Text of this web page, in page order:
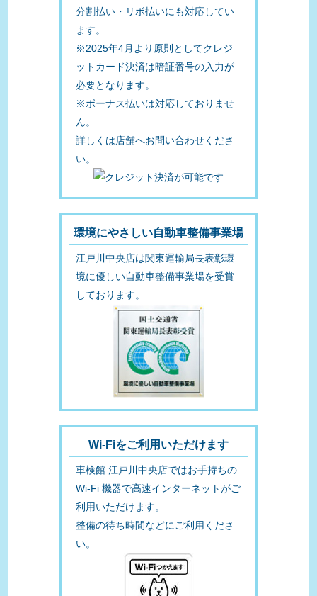
分割払い・リボ払いにも対応してい
ます。
※2025年4月より原則としてクレジ
ットカード決済は暗証番号の入力が
必要となります。
※ボーナス払いは対応しておりませ
ん。
詳しくは店舗へお問い合わせくださ
い。
環境にやさしい自動車整備事業場
江戸川中央店は関東運輸局長表彰環
境に優しい自動車整備事業場を受賞
しております。
Wi-Fiをご利用いただけます
車検館 江戸川中央店ではお手持ちの
Wi-Fi 機器で高速インターネットがご
利用いただけます。
整備の待ち時間などにご利用くださ
い。